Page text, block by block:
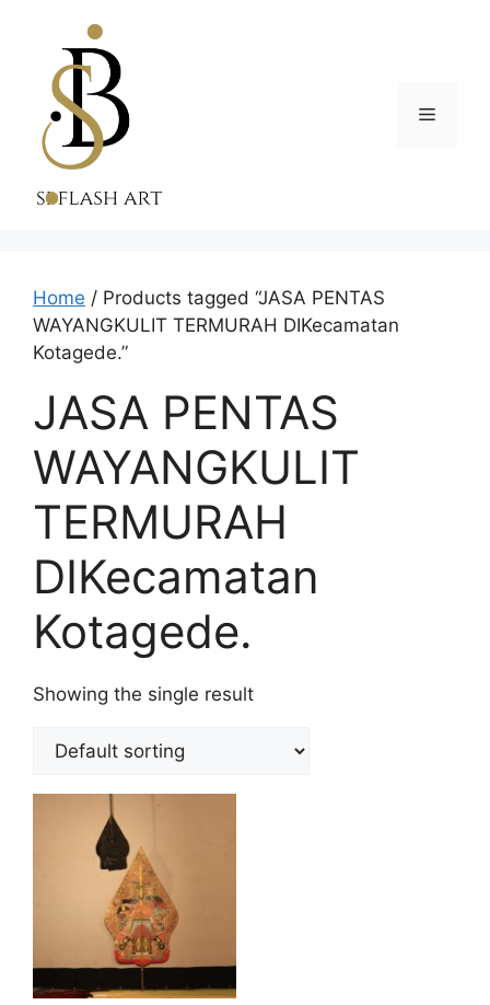
content
Menu
Home / Products tagged “JASA PENTAS
WAYANGKULIT TERMURAH DIKecamatan
Kotagede.”
JASA PENTAS
WAYANGKULIT
TERMURAH
DIKecamatan
Kotagede.
Showing the single result